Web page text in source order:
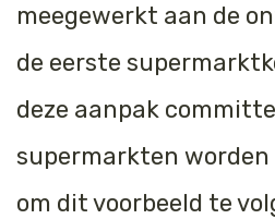
meegewerkt aan de
de eerste
deze aanpak
supermarkten worden
om dit voorbeeld te